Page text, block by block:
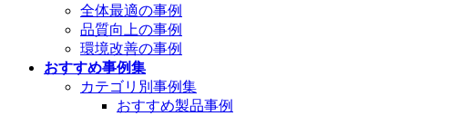
全体最適の事例
品質向上の事例
環境改善の事例
おすすめ事例集
カテゴリ別事例集
おすすめ製品事例